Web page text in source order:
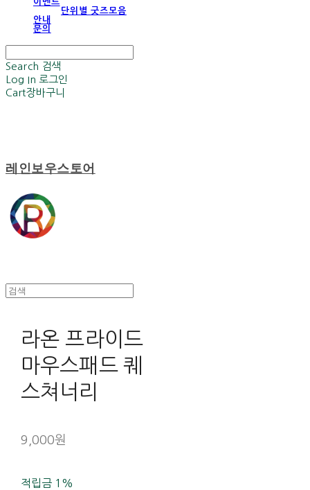
단위별 굿즈모음
안내
문의
Search 검색
Log In 로그인
Cart장바구니
레인보우스토어
라온 프라이드
마우스패드 퀘
스쳐너리
9,000원
적립금 1%